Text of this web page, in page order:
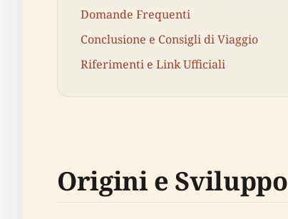
Domande Frequenti
Conclusione e Consigli di Viaggio
Riferimenti e Link Ufficiali
Origini e Sviluppo